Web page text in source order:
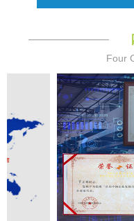
Four